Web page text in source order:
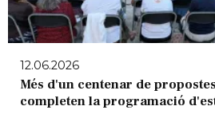
12.06.2026
Més d'un centenar de
completen la programació